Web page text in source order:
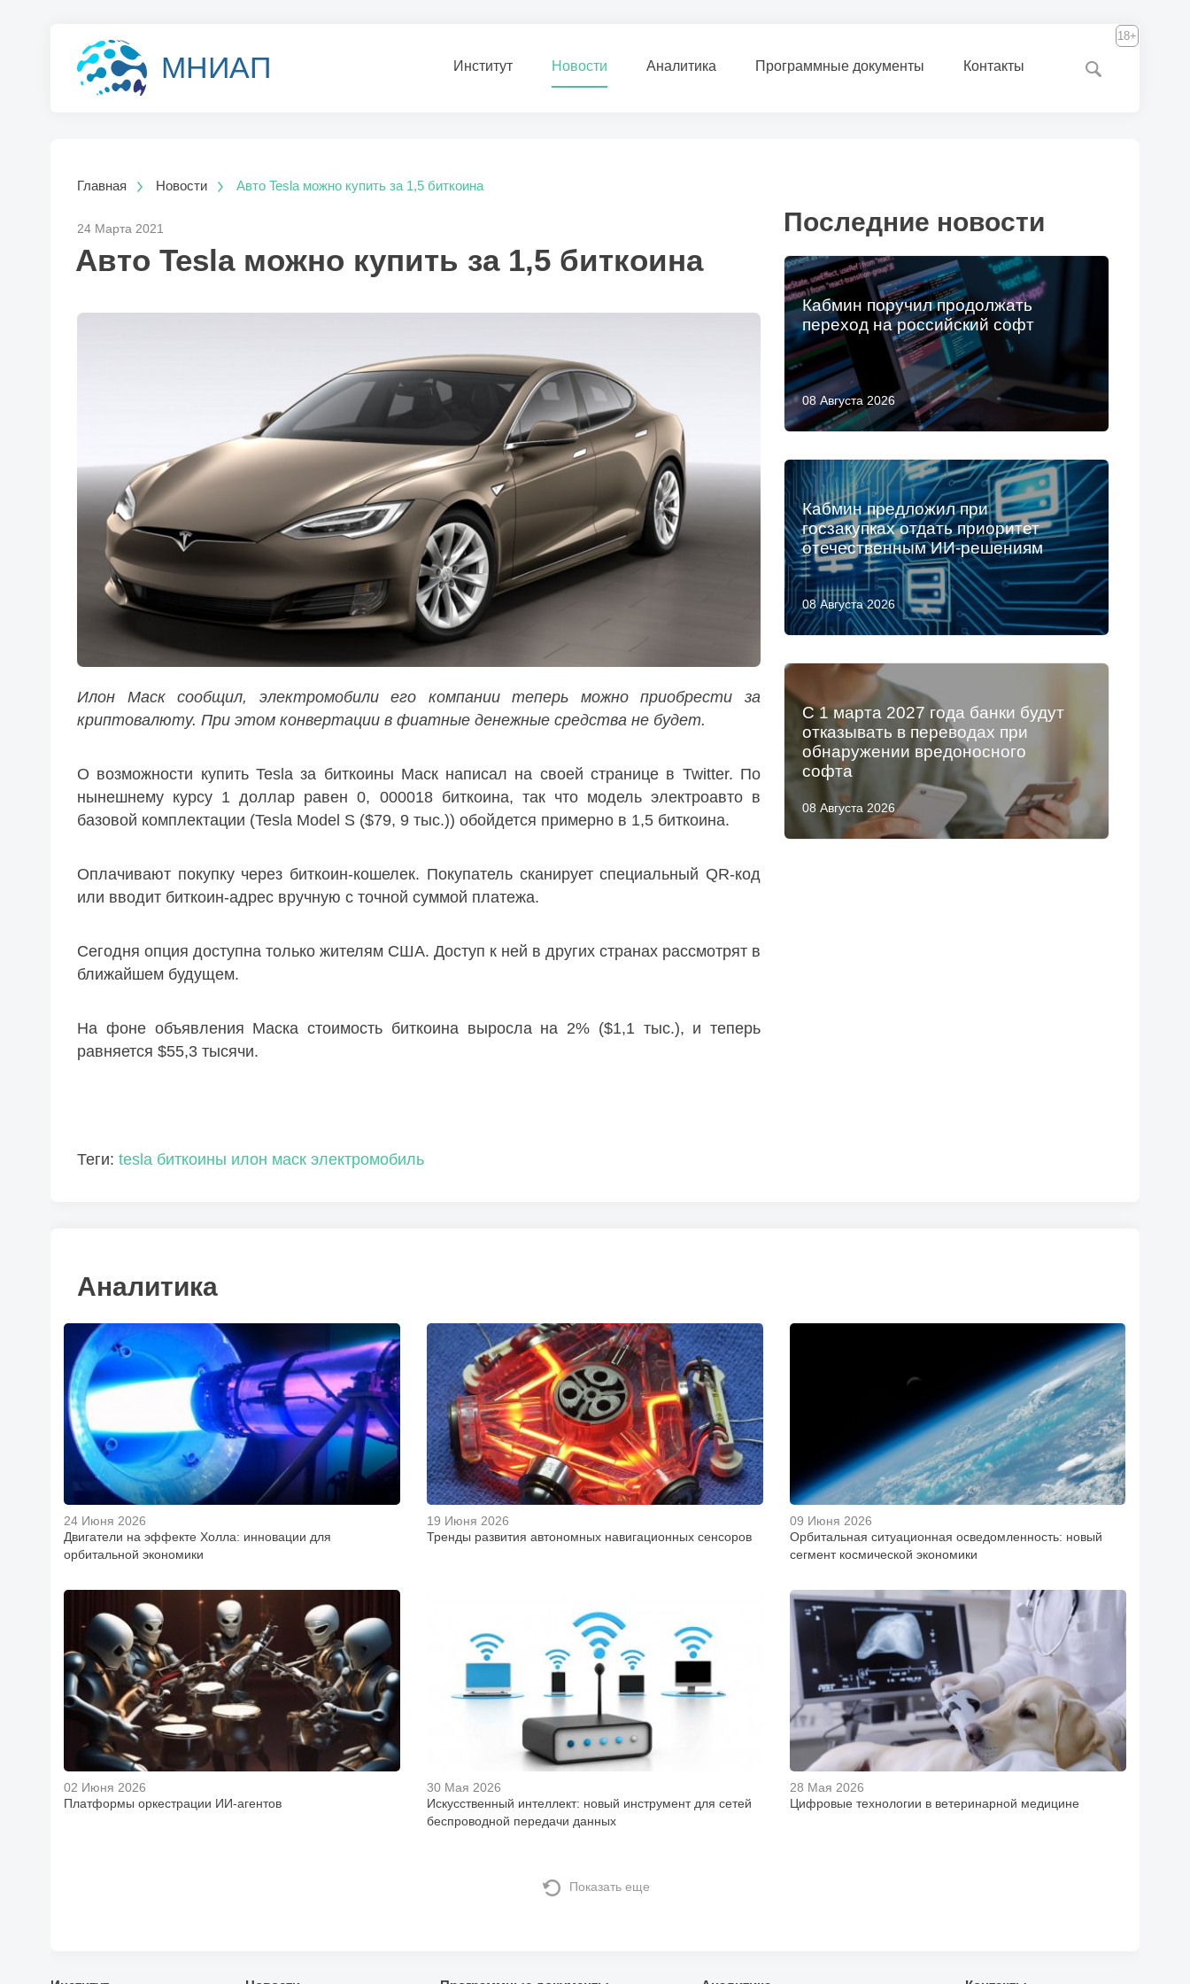
МНИАП Институт Новости Аналитика Программные документы Контакты
18+
Главная Новости Авто Tesla можно купить за 1,5 биткоина
24 Марта 2021
Авто Tesla можно купить за 1,5 биткоина
Илон Маск сообщил, электромобили его компании теперь можно приобрести за
криптовалюту. При этом конвертации в фиатные денежные средства не будет.
О возможности купить Tesla за биткоины Маск написал на своей странице в Twitter. По
нынешнему курсу 1 доллар равен 0, 000018 биткоина, так что модель электроавто в
базовой комплектации (Tesla Model S ($79, 9 тыс.)) обойдется примерно в 1,5 биткоина.
Оплачивают покупку через биткоин-кошелек. Покупатель сканирует специальный QR-код
или вводит биткоин-адрес вручную с точной суммой платежа.
Сегодня опция доступна только жителям США. Доступ к ней в других странах рассмотрят в
ближайшем будущем.
На фоне объявления Маска стоимость биткоина выросла на 2% ($1,1 тыс.), и теперь
равняется $55,3 тысячи.
Теги: tesla биткоины илон маск электромобиль
Последние новости
08 Августа 2026
Кабмин поручил продолжать
переход на российский софт
08 Августа 2026
Кабмин предложил при
госзакупках отдать приоритет
отечественным ИИ-решениям
08 Августа 2026
С 1 марта 2027 года банки будут
отказывать в переводах при
обнаружении вредоносного
софта
Аналитика
24 Июня 2026
Двигатели на эффекте Холла: инновации для
орбитальной экономики
19 Июня 2026
Тренды развития автономных навигационных сенсоров
09 Июня 2026
Орбитальная ситуационная осведомленность: новый
сегмент космической экономики
02 Июня 2026
Платформы оркестрации ИИ-агентов
30 Мая 2026
Искусственный интеллект: новый инструмент для сетей
беспроводной передачи данных
28 Мая 2026
Цифровые технологии в ветеринарной медицине
Показать еще